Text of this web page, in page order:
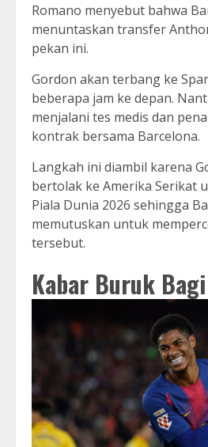
Romano menyebut bahwa
menuntaskan transfer
pekan ini.
Gordon akan terbang ke
beberapa jam ke depan.
menjalani tes medis dan
kontrak bersama Barcelona.
Langkah ini diambil karena
bertolak ke Amerika Serikat
Piala Dunia 2026 sehingga
memutuskan untuk
tersebut.
Kabar Buruk